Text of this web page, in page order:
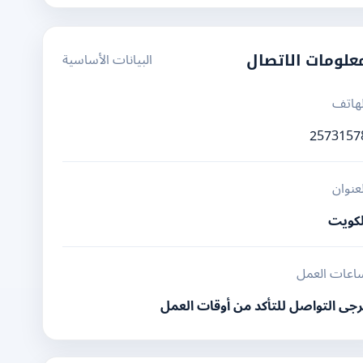
الاتصال
البيانات الأساسية
العمل
التواصل للتأكد من أوقات العمل